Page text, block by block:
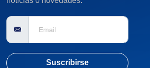
Suscribirse